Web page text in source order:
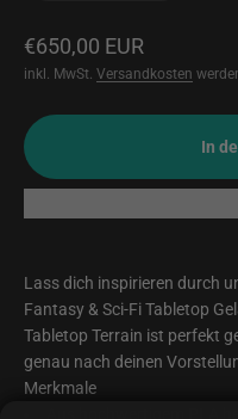
Angebot
€650,00 EUR
inkl. MwSt. Versandkosten
In
Lass dich inspirieren durch
Fantasy & Sci-Fi Tabletop
Tabletop Terrain ist perfekt
genau nach deinen
Merkmale
Aus hochwertigem PLA